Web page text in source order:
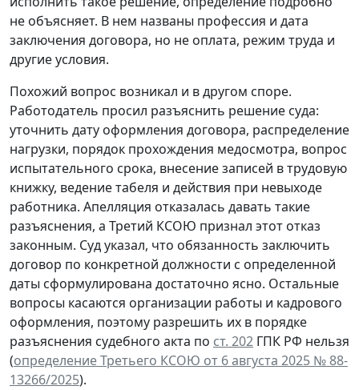
не объясняет. В нем названы профессия и дата
заключения договора, но не оплата, режим труда и
другие условия.
Похожий вопрос возникал и в другом споре.
Работодатель просил разъяснить решение суда:
уточнить дату оформления договора, распределение
нагрузки, порядок прохождения медосмотра, вопрос
испытательного срока, внесение записей в трудовую
книжку, ведение табеля и действия при невыходе
работника. Апелляция отказалась давать такие
разъяснения, а Третий КСОЮ признал этот отказ
законным. Суд указал, что обязанность заключить
договор по конкретной должности с определенной
даты сформулирована достаточно ясно. Остальные
вопросы касаются организации работы и кадрового
оформления, поэтому разрешить их в порядке
разъяснения судебного акта по ст. 202 ГПК РФ нельзя
(определение Третьего КСОЮ от 6 августа 2025 № 88-
13266/2025).